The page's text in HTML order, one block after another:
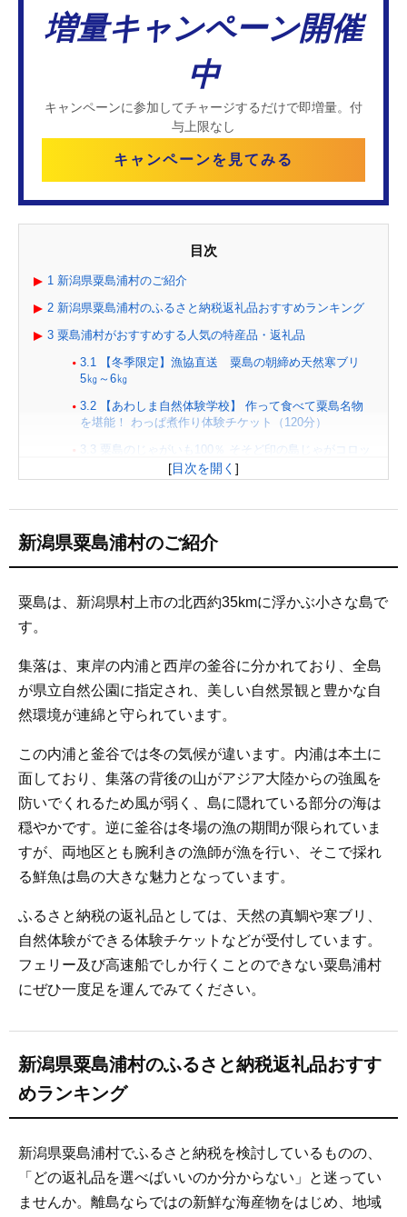
増量キャンペーン開催
中
キャンペーンに参加してチャージするだけで即増量。付
与上限なし
キャンペーンを見てみる
目次
[ 目次を開く ]
1 新潟県粟島浦村のご紹介
2 新潟県粟島浦村のふるさと納税返礼品おすすめランキング
3 粟島浦村がおすすめする人気の特産品・返礼品
3.1
【冬季限定】漁協直送 粟島の朝締め天然寒ブリ
5㎏～6㎏
3.2 【あわしま自然体験学校】 作って食べて粟島名物
を堪能！ わっぱ煮作り体験チケット（120分）
3.3 粟島のじゃがいも100％ そそど印の島じゃがコロッ
ケ（70ｇ×10個） 感謝の気持ちの「海塩」付き
新潟県粟島浦村のご紹介
粟島は、新潟県村上市の北西約35kmに浮かぶ小さな島で
す。
集落は、東岸の内浦と西岸の釜谷に分かれており、全島
が県立自然公園に指定され、美しい自然景観と豊かな自
然環境が連綿と守られています。
この内浦と釜谷では冬の気候が違います。内浦は本土に
面しており、集落の背後の山がアジア大陸からの強風を
防いでくれるため風が弱く、島に隠れている部分の海は
穏やかです。逆に釜谷は冬場の漁の期間が限られていま
すが、両地区とも腕利きの漁師が漁を行い、そこで採れ
る鮮魚は島の大きな魅力となっています。
ふるさと納税の返礼品としては、天然の真鯛や寒ブリ、
自然体験ができる体験チケットなどが受付しています。
フェリー及び高速船でしか行くことのできない粟島浦村
にぜひ一度足を運んでみてください。
新潟県粟島浦村のふるさと納税返礼品おすす
めランキング
新潟県粟島浦村でふるさと納税を検討しているものの、
「どの返礼品を選べばいいのか分からない」と迷ってい
ませんか。離島ならではの新鮮な海産物をはじめ、地域